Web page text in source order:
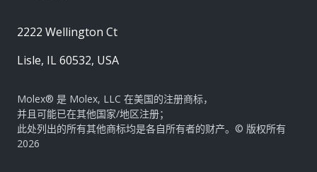
2222 Wellington Ct
Lisle, IL 60532, USA
Molex® 是 Molex, LLC 在美国的注册商标，
并且可能已在其他国家/地区注册；
此处列出的所有其他商标均是各自所有者的财产。© 版权所有
2026